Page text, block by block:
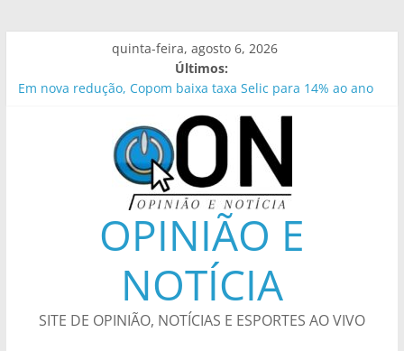
quinta-feira, agosto 6, 2026
Últimos:
Em nova redução, Copom baixa taxa Selic para 14% ao ano
durante dias e desfecho comove cidade do interior de SP
João Pessoa reforça importância da vacinação contra dengue
e alerta para a segunda dose
Turma da Boiadeirinha é confirmada no Festival de Inverno
Empresas devem facilitar vacinação de trabalhadores contra
OPINIÃO E
NOTÍCIA
SITE DE OPINIÃO, NOTÍCIAS E ESPORTES AO VIVO